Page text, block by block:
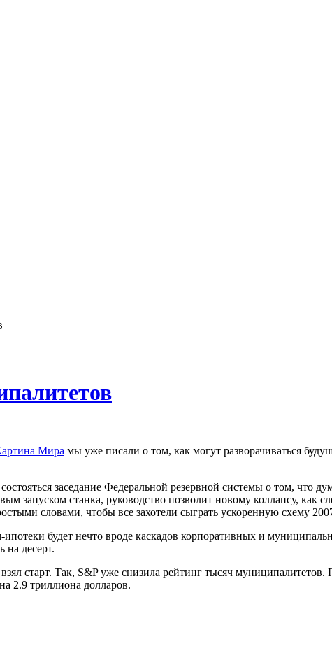
Мира мы уже писали о том, как могут разворачиваться
заседание Федеральной резервной системы о том, что
запуском станка, руководство позволит новому коллапсу, как
словами, чтобы все захотели сыграть ускоренную схему
будет нечто вроде каскадов корпоративных и
на десерт.
старт. Так, S&P уже снизила рейтинг тысяч
2.9 триллиона долларов.